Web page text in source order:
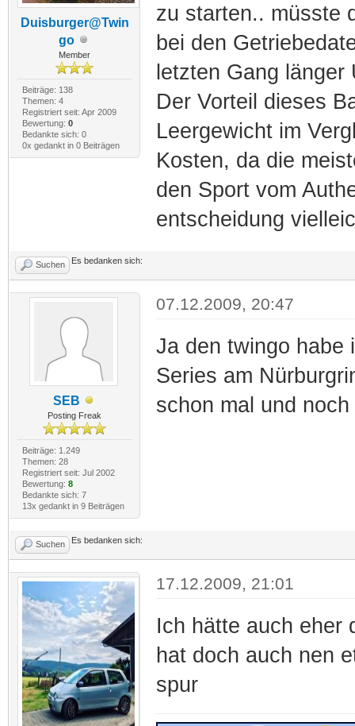
Duisburger@Twin
go
Member
Beiträge: 138
Themen: 4
Registriert seit: Apr 2009
Bewertung: 0
Bedankte sich: 0
0x gedankt in 0 Beiträgen
zu starten.. müsste
bei den
letzten Gang länger
Der Vorteil dieses
Leergewicht im
Kosten, da die
den Sport vom
entscheidung
Suchen Es bedanken sich:
SEB
Posting Freak
Beiträge: 1.249
Themen: 28
Registriert seit: Jul 2002
Bewertung: 8
Bedankte sich: 7
13x gedankt in 9 Beiträgen
07.12.2009, 20:47
Ja den twingo habe
Series am
schon mal und
Suchen Es bedanken sich:
17.12.2009, 21:01
Ich hätte auch eher
hat doch auch nen
spur